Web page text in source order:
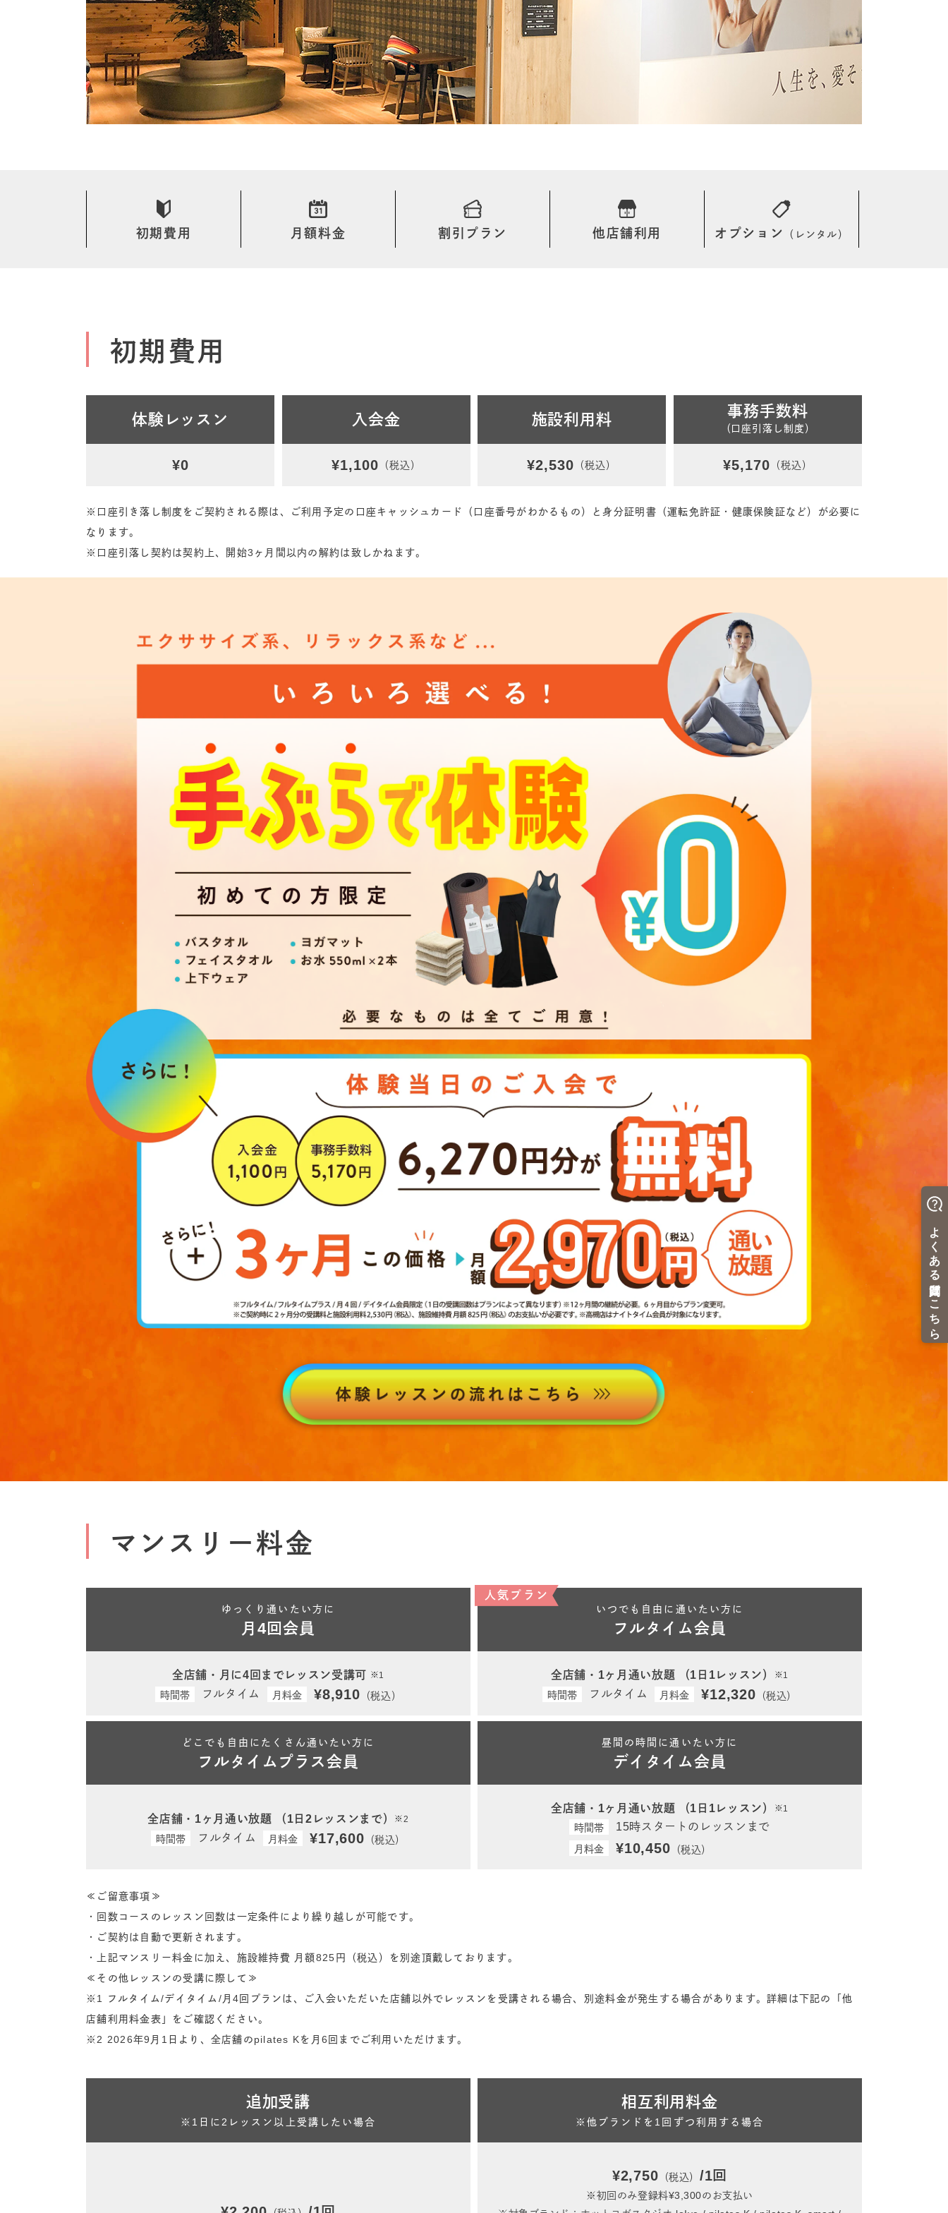
初期費用 月額料金 割引プラン 他店舗利用 オプション （レンタル）
初期費用
体験レッスン
¥0
入会金
¥1,100 （税込）
施設利用料
¥2,530 （税込）
事務手数料
（口座引落し制度）
¥5,170 （税込）
※口座引き落し制度をご契約される際は、ご利用予定の口座キャッシュカード（口座番号がわかるもの）と身分証明書（運転免許証・健康保険証など）が必要に
なります。
※口座引落し契約は契約上、開始3ヶ月間以内の解約は致しかねます。
マンスリー料金
ゆっくり通いたい方に
月4回会員
全店舗・月に4回までレッスン受講可 ※1
時間帯 フルタイム 月料金 ¥8,910 （税込）
人気プラン
いつでも自由に通いたい方に
フルタイム会員
全店舗・1ヶ月通い放題 （1日1レッスン） ※1
時間帯 フルタイム 月料金 ¥12,320 （税込）
どこでも自由にたくさん通いたい方に
フルタイムプラス会員
全店舗・1ヶ月通い放題 （1日2レッスンまで） ※2
時間帯 フルタイム 月料金 ¥17,600 （税込）
昼間の時間に通いたい方に
デイタイム会員
全店舗・1ヶ月通い放題 （1日1レッスン） ※1
時間帯 15時スタートのレッスンまで
月料金 ¥10,450 （税込）
≪ご留意事項≫
・回数コースのレッスン回数は一定条件により繰り越しが可能です。
・ご契約は自動で更新されます。
・上記マンスリー料金に加え、施設維持費 月額825円（税込）を別途頂戴しております。
≪その他レッスンの受講に際して≫
※1 フルタイム/デイタイム/月4回プランは、ご入会いただいた店舗以外でレッスンを受講される場合、別途料金が発生する場合があります。詳細は下記の「他
店舗利用料金表」をご確認ください。
※2 2026年9月1日より、全店舗のpilates Kを月6回までご利用いただけます。
追加受講
※1日に2レッスン以上受講したい場合
相互利用料金
※他ブランドを1回ずつ利用する場合
¥2,750 （税込） /1回
※初回のみ登録料¥3,300のお支払い